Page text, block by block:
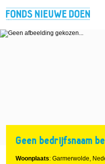
hoofdinhoud
Geen bedrijfsnaam
Woonplaats: Garmerwolde,